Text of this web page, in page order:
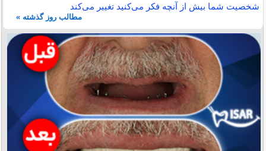
شخصیت شما بیش از آنچه فکر می‌کنید تغییر می‌کند
مطالب روز گذشته »